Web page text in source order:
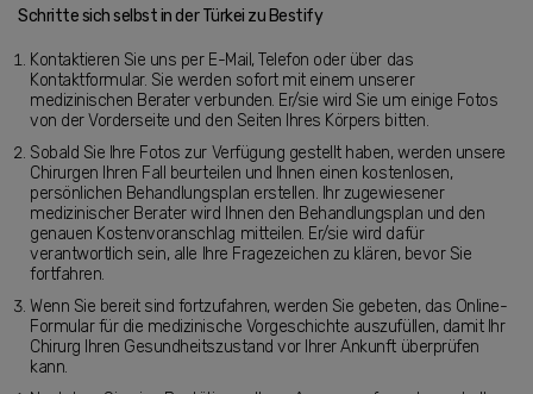
Schritte sich selbst in der Türkei zu Bestify
Kontaktieren Sie uns per E-Mail, Telefon oder über das
Kontaktformular. Sie werden sofort mit einem unserer
medizinischen Berater verbunden. Er/sie wird Sie um einige Fotos
von der Vorderseite und den Seiten Ihres Körpers bitten.
Sobald Sie Ihre Fotos zur Verfügung gestellt haben, werden unsere
Chirurgen Ihren Fall beurteilen und Ihnen einen kostenlosen,
persönlichen Behandlungsplan erstellen. Ihr zugewiesener
medizinischer Berater wird Ihnen den Behandlungsplan und den
genauen Kostenvoranschlag mitteilen. Er/sie wird dafür
verantwortlich sein, alle Ihre Fragezeichen zu klären, bevor Sie
fortfahren.
Wenn Sie bereit sind fortzufahren, werden Sie gebeten, das Online-
Formular für die medizinische Vorgeschichte auszufüllen, damit Ihr
Chirurg Ihren Gesundheitszustand vor Ihrer Ankunft überprüfen
kann.